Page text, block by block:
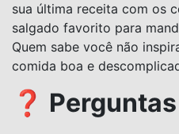
sua última receita com os
salgado favorito para
Quem sabe você não
comida boa e
❓